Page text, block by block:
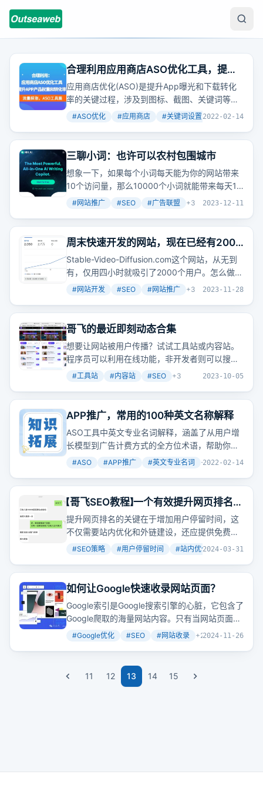
合理利用应用商店ASO优化工具，提升
APP产品权重和转化率（工具篇）
应用商店优化(ASO)是提升App曝光和下载转化
率的关键过程，涉及到图标、截图、关键词等多
维度优化。想知道如何利用工具提高效率，增强
#ASO优化 #应用商店 #关键词设置 +2
2022-02-14
三聊小词：也许可以农村包围城市
想象一下，如果每个小词每天能为你的网站带来
10个访问量，那么10000个小词就能带来每天10
万的访问量。这听起来是不是很诱人？
#网站推广 #SEO #广告联盟 +3 2023-12-11
周末快速开发的网站，现在已经有2000
人访问过了
Stable-Video-Diffusion.com这个网站，从无到
有，仅用四小时就吸引了2000个用户。怎么做到
的？
#网站开发 #SEO #网站推广 +3 2023-11-28
哥飞的最近即刻动态合集
想要让网站被用户传播？试试工具站或内容站。
程序员可以利用在线功能，非开发者则可以搜集
整理教程资源。
#工具站 #内容站 #SEO +3 2023-10-05
APP推广，常用的100种英文名称解释
ASO工具中英文专业名词解释，涵盖了从用户增
长模型到广告计费方式的全方位术语，帮助你在
推广APP时更加得心应手。
#ASO #APP推广 #英文专业名词 +2
2022-02-14
【哥飞SEO教程】一个有效提升网页排名的
方法
提升网页排名的关键在于增加用户停留时间，这
不仅需要站内优化和外链建设，还应提供免费试
用以吸引用户深入体验。
#SEO策略 #用户停留时间 #站内优化 +2
2024-03-31
如何让Google快速收录网站页面？
Google索引是Google搜索引擎的心脏，它包含了
Google爬取的海量网站内容。只有当网站页面被
Google索引后，它们才有机会在搜索结果中出
#Google优化 #SEO #网站收录 +22024-11-26
11 12 13 14 15